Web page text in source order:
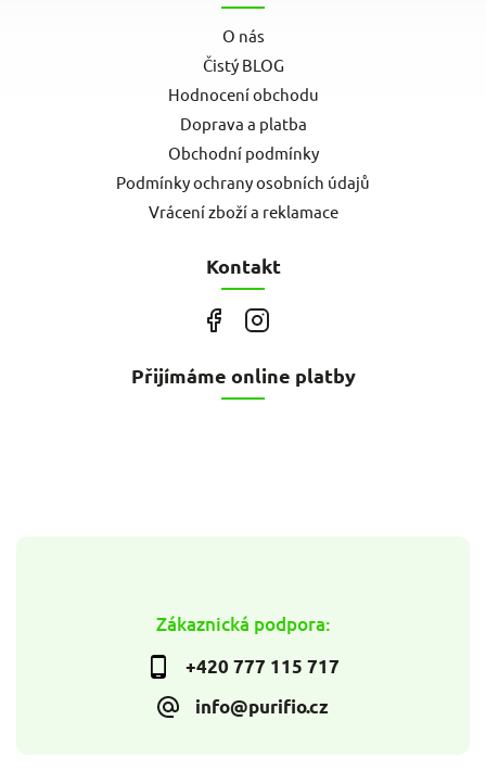
Zákaznická podpora:
+420 777 115 717
info@purifio.cz
O nás
Čistý BLOG
Hodnocení obchodu
Doprava a platba
Obchodní podmínky
Podmínky ochrany osobních údajů
Vrácení zboží a reklamace
Kontakt
Přijímáme online platby